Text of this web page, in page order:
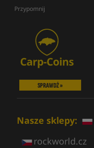
Przypomnij
SPRAWDŹ »
Nasze sklepy:
rockworld.cz